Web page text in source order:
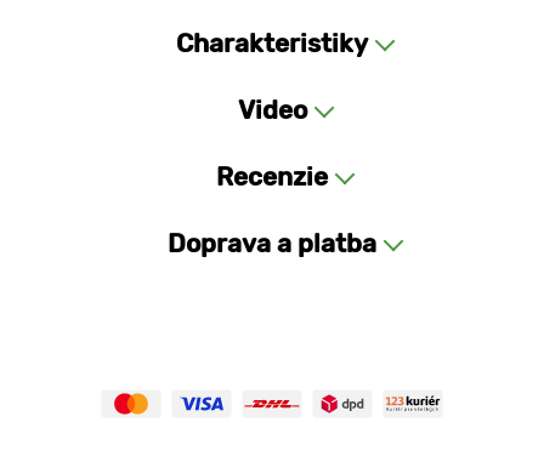
Charakteristiky
Video
Recenzie
Doprava a platba